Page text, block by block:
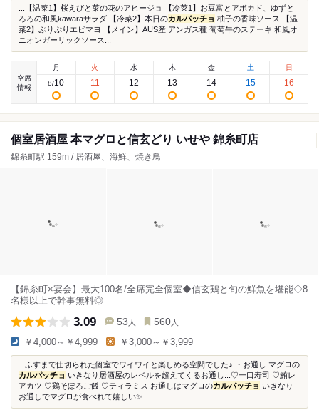
...【温菜1】桜えびと菜の花のアヒージョ 【冷菜1】お豆富とアボカド、ゆずと
ろろの和風kawaraサラダ 【冷菜2】本日のカルパッチョ 柚子の香味ソース 【温
菜2】ぷりぷりエビマヨ 【メイン】AUS産 アンガス種 葡萄牛のステーキ 和風オ
ニオンガーリックソース...
空席
情報
月
8/10
火
11
水
12
木
13
金
14
土
15
日
16
個室居酒屋 本マグロと信玄どり いせや 錦糸町店
錦糸町駅 159m / 居酒屋、海鮮、焼き鳥
【錦糸町×宴会】最大100名/全席完全個室◆信玄鶏と旬の鮮魚を堪能◇8
名様以上で幹事無料◎
3.09 53 人 560 人
￥4,000～￥4,999 ￥3,000～￥3,999
...ふすまで仕切られた個室でワイワイと楽しめる空間でした♪ ・お通し マグロの
カルパッチョ いきなり居酒屋のレベルを超えてくるお通し...♡一口寿司 ♡鮪レ
アカツ ♡鶏そぼろご飯 ♡ティラミス お通しはマグロのカルパッチョ いきなり
お通しでマグロが食べれて嬉しい✨...